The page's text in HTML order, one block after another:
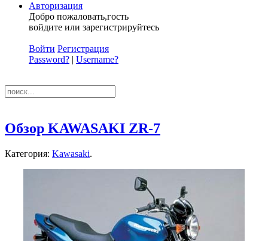
Авторизация
Добро пожаловать,гость
войдите или зарегистрируйтесь
Войти Регистрация
Password? | Username?
Обзор KAWASAKI ZR-7
Категория: Kawasaki.